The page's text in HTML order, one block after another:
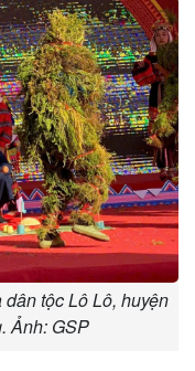
tộc Lô Lô, huyện
Ảnh: GSP